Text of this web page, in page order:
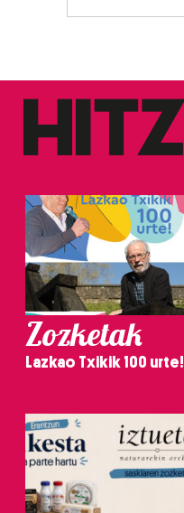
Zozketak
Lazkao Txikik 100 urte!